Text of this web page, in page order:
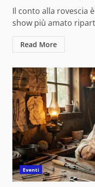
Il conto alla rovescia
show più amato
Read More
Eventi